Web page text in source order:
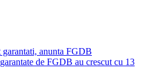
anunta FGDB
de FGDB au crescut cu 13